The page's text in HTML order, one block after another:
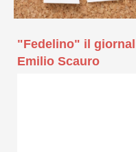
"Fedelino" il
Emilio Scauro